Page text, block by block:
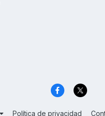
Política de privacidad